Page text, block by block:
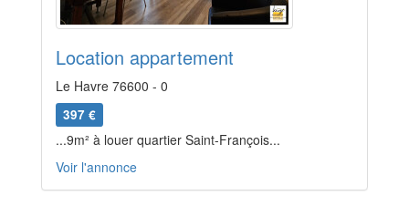
Location appartement
Le Havre 76600 - 0
397 €
...9m² à louer quartier Saint-François...
Voir l'annonce